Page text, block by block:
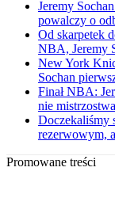
Jeremy
powalczy o
Od skarpetek
NBA, Jeremy
New York
Sochan
Finał NBA:
nie mistrzostwa
Doczekaliśmy
rezerwowym,
Promowane treści